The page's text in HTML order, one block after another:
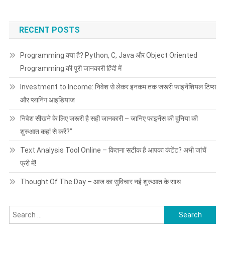
RECENT POSTS
Programming क्या है? Python, C, Java और Object Oriented
Programming की पूरी जानकारी हिंदी में
Investment to Income: निवेश से लेकर इनकम तक जरूरी फाइनेंशियल टिप्स
और प्लानिंग आइडियाज
निवेश सीखने के लिए जरूरी है सही जानकारी – जानिए फाइनेंस की दुनिया की
शुरुआत कहां से करें?”
Text Analysis Tool Online – कितना सटीक है आपका कंटेंट? अभी जांचें
फ्री में!
Thought Of The Day – आज का सुविचार नई शुरुआत के साथ
Search
for: